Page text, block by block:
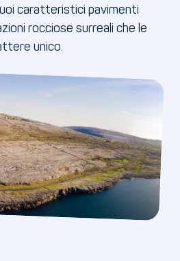
caratteristici pavimenti
rocciose surreali che le
unico.